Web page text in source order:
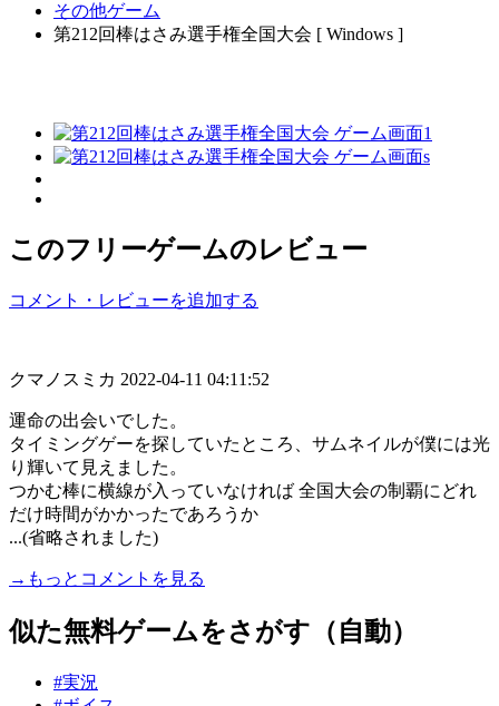
その他ゲーム
第212回棒はさみ選手権全国大会 [ Windows ]
このフリーゲームのレビュー
コメント・レビューを追加する
クマノスミカ 2022-04-11 04:11:52
運命の出会いでした。
タイミングゲーを探していたところ、サムネイルが僕には光
り輝いて見えました。
つかむ棒に横線が入っていなければ 全国大会の制覇にどれ
だけ時間がかかったであろうか
...(省略されました)
→もっとコメントを見る
似た無料ゲームをさがす（自動）
#実況